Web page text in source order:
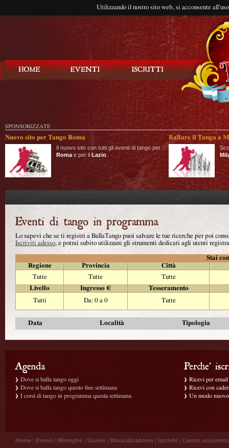
Utilizzando il nostro sito web, si acconsente
SPONSORIZZATE
Nuovo sito per Tango Roma
Il nuovo sito con tutti gli eventi di tango per
Roma e per il Lazio
Ballare il Tango a
Lo sapevi che se ti registri a BallaTango puoi salvare le tue ricerche per poi
Iscriviti adesso, e potrai subito utilizzare gli strumenti dedicati agli utenti
Stai
Regione
Provincia
Città
Tutte
Tutte
Tutte
Livello
Ingresso €
Tesseramento
Tutti
Da: 0 a 0 Tutte
Data Località Tipologia
Dove si balla tango oggi
Dove si balla tango questo fine settimana
I corsi di tango in programma questa settimana
Ricevi per
Ricevi con
Un modo
Home | Eventi | Milonghe | Scuole | Musicalizadores | Iscriviti | Centro